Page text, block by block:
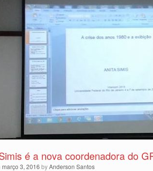
é a nova coordenadora do
março 3, 2016 byAnderson Santos